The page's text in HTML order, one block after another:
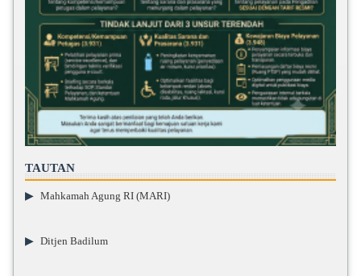
TAUTAN
▶ Mahkamah Agung RI (MARI)
▶ Ditjen Badilum